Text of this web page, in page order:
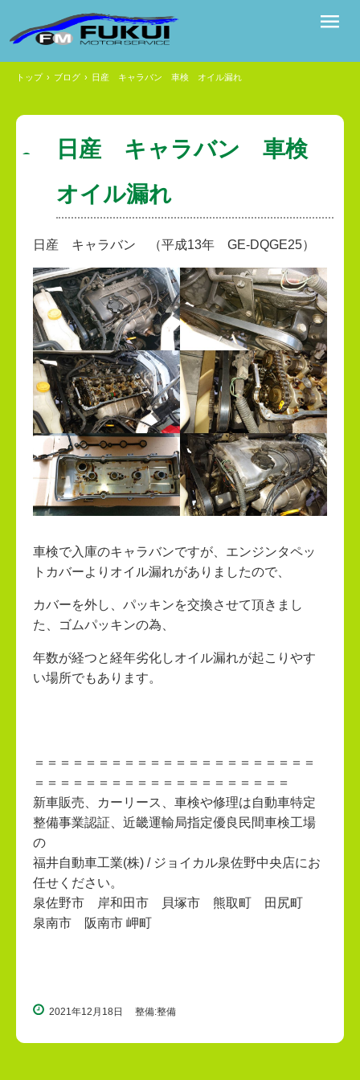
トップ › ブログ › 日産 キャラバン 車検 オイル漏れ
日産 キャラバン 車検
オイル漏れ
日産 キャラバン （平成13年 GE-DQGE25）
車検で入庫のキャラバンですが、エンジンタペッ
トカバーよりオイル漏れがありましたので、
カバーを外し、パッキンを交換させて頂きまし
た、ゴムパッキンの為、
年数が経つと経年劣化しオイル漏れが起こりやす
い場所でもあります。
＝＝＝＝＝＝＝＝＝＝＝＝＝＝＝＝＝＝＝＝＝＝
＝＝＝＝＝＝＝＝＝＝＝＝＝＝＝＝＝＝＝＝
新車販売、カーリース、車検や修理は自動車特定
整備事業認証、近畿運輸局指定優良民間車検工場
の
福井自動車工業(株) / ジョイカル泉佐野中央店にお
任せください。
泉佐野市 岸和田市 貝塚市 熊取町 田尻町
泉南市 阪南市 岬町
2021年12月18日 整備:整備